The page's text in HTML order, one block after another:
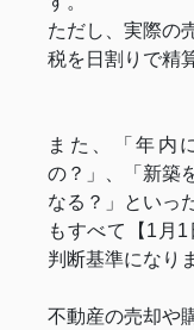
ただし、実際の
税を日割りで精
また、「年内
の？」、「新築
なる？」といっ
もすべて【1月
判断基準になり
不動産の売却や